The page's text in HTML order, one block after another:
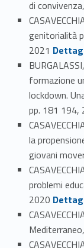
di
genitorialità
2021 Link identifier #identifier_person_40355-42
formazione
lockdown.
pp. 181 194,
la
giovani
problemi
2020 Link identifier #identifier_person_154304-45